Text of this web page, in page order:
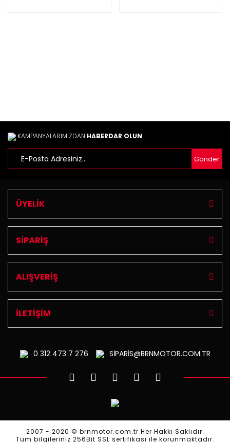
KAMPANYALARIMIZDAN HABERDAR OLUN
Gönder
ÜYELİK
SİPARİŞ
ALIŞVERİŞ
İLETİŞİM
0 312473 7 276 SİPARİS@BRNMOTOR.COM.TR
2007 - 2020 © brnmotor.com.tr Her Hakkı Saklıdır.
Tüm bilgileriniz 256Bit SSL sertifikası ile korunmaktadır.